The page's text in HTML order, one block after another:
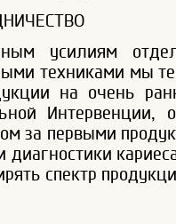
усилиям
техниками мы
на очень
Интервенции,
за первыми
спектр